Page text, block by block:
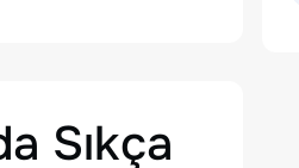
Sıkça